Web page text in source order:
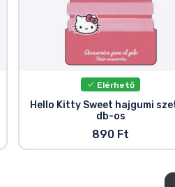
Elérhető
Hello Kitty Sweet hajgumi
db-os
890 Ft